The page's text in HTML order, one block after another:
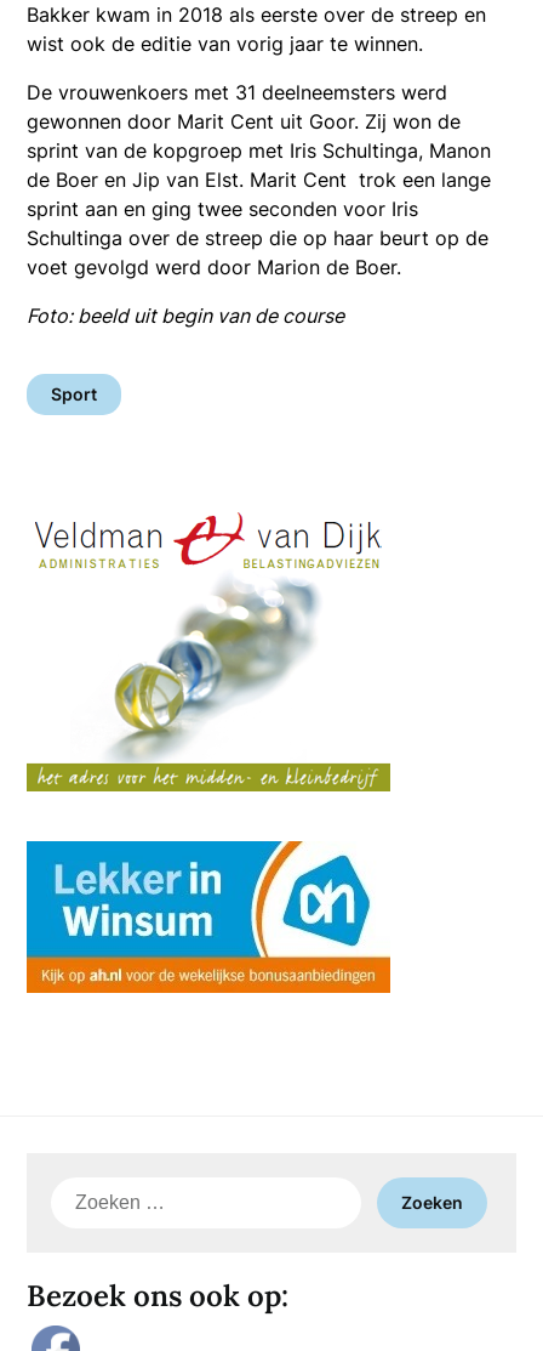
Bakker kwam in 2018 als eerste over de streep en
wist ook de editie van vorig jaar te winnen.
De vrouwenkoers met 31 deelneemsters werd
gewonnen door Marit Cent uit Goor. Zij won de
sprint van de kopgroep met Iris Schultinga, Manon
de Boer en Jip van Elst. Marit Cent trok een lange
sprint aan en ging twee seconden voor Iris
Schultinga over de streep die op haar beurt op de
voet gevolgd werd door Marion de Boer.
Foto: beeld uit begin van de course
Sport
Zoeken
Bezoek ons ook op: